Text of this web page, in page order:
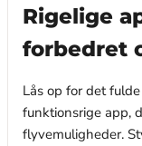
Rigelige
forbedret
Lås op for det
funktionsrige app,
flyvemuligheder.